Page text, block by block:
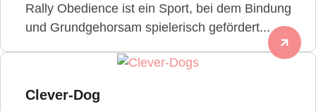
Rally Obedience ist ein Sport, bei dem Bindung
und Grundgehorsam spielerisch gefördert...
Clever-Dog